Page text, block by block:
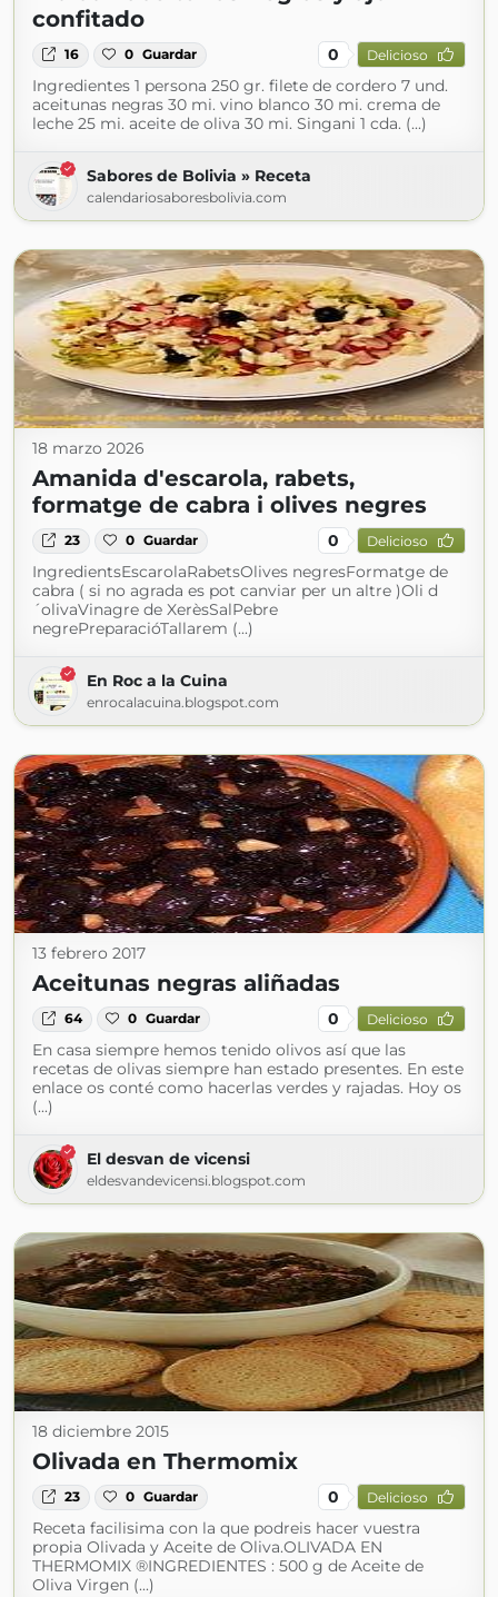
confitado
16 0 Guardar 0 Delicioso
Ingredientes 1 persona 250 gr. filete de cordero 7 und.
aceitunas negras 30 mi. vino blanco 30 mi. crema de
leche 25 mi. aceite de oliva 30 mi. Singani 1 cda. (...)
Sabores de Bolivia » Receta
calendariosaboresbolivia.com
18 marzo 2026
Amanida d'escarola, rabets,
formatge de cabra i olives negres
23 0 Guardar 0 Delicioso
IngredientsEscarolaRabetsOlives negresFormatge de
cabra ( si no agrada es pot canviar per un altre )Oli d
´olivaVinagre de XerèsSalPebre
negrePreparacióTallarem (...)
En Roc a la Cuina
enrocalacuina.blogspot.com
13 febrero 2017
Aceitunas negras aliñadas
64 0 Guardar 0 Delicioso
En casa siempre hemos tenido olivos así que las
recetas de olivas siempre han estado presentes. En este
enlace os conté como hacerlas verdes y rajadas. Hoy os
(...)
El desvan de vicensi
eldesvandevicensi.blogspot.com
18 diciembre 2015
Olivada en Thermomix
23 0 Guardar 0 Delicioso
Receta facilisima con la que podreis hacer vuestra
propia Olivada y Aceite de Oliva.OLIVADA EN
THERMOMIX ®INGREDIENTES : 500 g de Aceite de
Oliva Virgen (...)